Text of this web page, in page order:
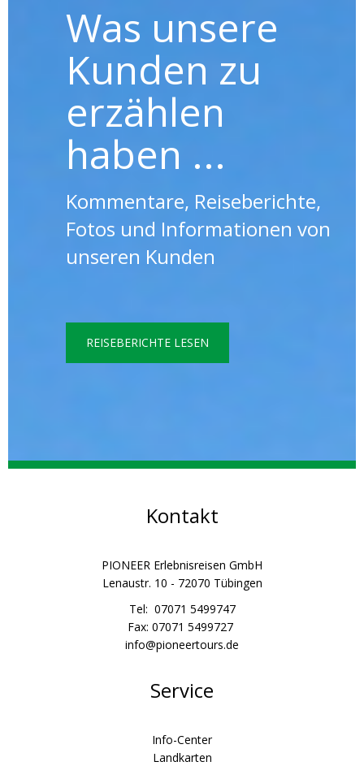
Was unsere
Kunden zu
erzählen
haben ...
Kommentare, Reiseberichte,
Fotos und Informationen von
unseren Kunden
REISEBERICHTE LESEN
Kontakt
PIONEER Erlebnisreisen GmbH
Lenaustr. 10 - 72070 Tübingen
Tel: 07071 5499747
Fax: 07071 5499727
info@pioneertours.de
Service
Info-Center
Landkarten